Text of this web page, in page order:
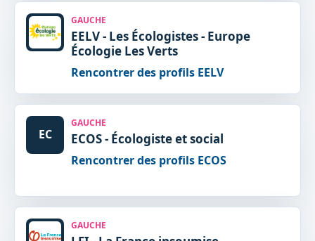
GAUCHE
EELV - Les Écologistes - Europe
Écologie Les Verts
Rencontrer des profils EELV
EC
GAUCHE
ECOS - Écologiste et social
Rencontrer des profils ECOS
GAUCHE